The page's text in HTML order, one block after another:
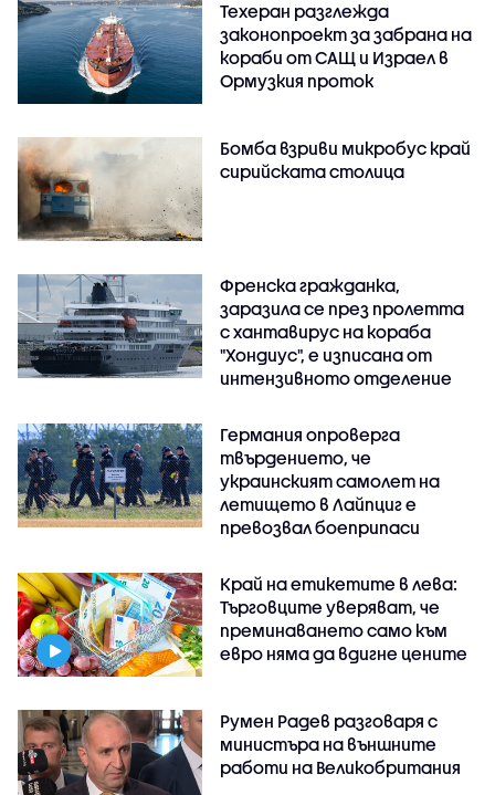
Техеран разглежда
законопроект за забрана на
кораби от САЩ и Израел в
Ормузкия проток
Бомба взриви микробус край
сирийската столица
Френска гражданка,
заразила се през пролетта
с хантавирус на кораба
"Хондиус", е изписана от
интензивното отделение
Германия опроверга
твърдението, че
украинският самолет на
летището в Лайпциг е
превозвал боеприпаси
Край на етикетите в лева:
Търговците уверяват, че
преминаването само към
евро няма да вдигне цените
Румен Радев разговаря с
министъра на външните
работи на Великобритания